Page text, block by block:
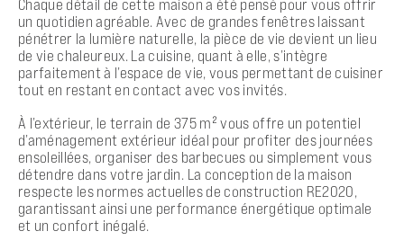
Chaque détail de cette maison a été pensé pour vous offrir
un quotidien agréable. Avec de grandes fenêtres laissant
pénétrer la lumière naturelle, la pièce de vie devient un lieu
de vie chaleureux. La cuisine, quant à elle, s’intègre
parfaitement à l’espace de vie, vous permettant de cuisiner
tout en restant en contact avec vos invités.
À l’extérieur, le terrain de 375 m² vous offre un potentiel
d’aménagement extérieur idéal pour profiter des journées
ensoleillées, organiser des barbecues ou simplement vous
détendre dans votre jardin. La conception de la maison
respecte les normes actuelles de construction RE2020,
garantissant ainsi une performance énergétique optimale
et un confort inégalé.